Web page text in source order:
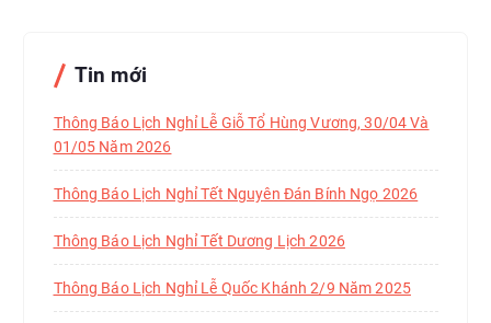
Tin mới
Thông Báo Lịch Nghỉ Lễ Giỗ Tổ Hùng Vương, 30/04 Và
01/05 Năm 2026
Thông Báo Lịch Nghỉ Tết Nguyên Đán Bính Ngọ 2026
Thông Báo Lịch Nghỉ Tết Dương Lịch 2026
Thông Báo Lịch Nghỉ Lễ Quốc Khánh 2/9 Năm 2025